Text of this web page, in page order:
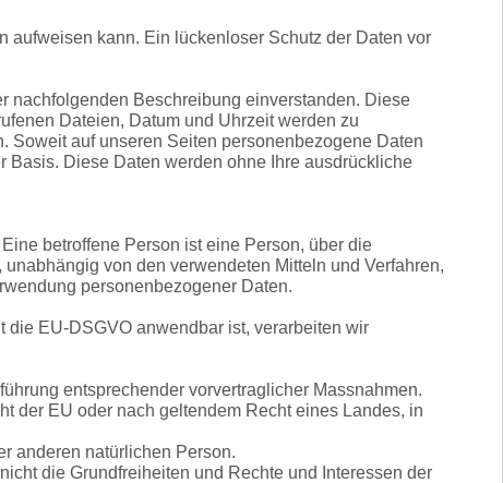
aufweisen kann. Ein lückenloser Schutz der Daten vor
nachfolgenden Beschreibung einverstanden. Diese
Dateien, Datum und Uhrzeit werden zu
Soweit auf unseren Seiten personenbezogene Daten
Basis. Diese Daten werden ohne Ihre ausdrückliche
betroffene Person ist eine Person, über die
von den verwendeten Mitteln und Verfahren,
personenbezogener Daten.
EU-DSGVO anwendbar ist, verarbeiten wir
entsprechender vorvertraglicher Massnahmen.
der EU oder nach geltendem Recht eines Landes, in
anderen natürlichen Person.
die Grundfreiheiten und Rechte und Interessen der